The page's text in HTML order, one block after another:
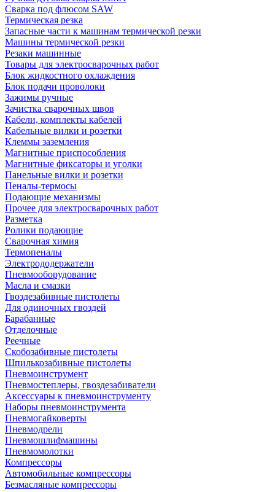
Сварка под флюсом SAW
Термическая резка
Запасные части к машинам термической резки
Машины термической резки
Резаки машинные
Товары для электросварочных работ
Блок жидкостного охлаждения
Блок подачи проволоки
Зажимы ручные
Зачистка сварочных швов
Кабели, комплекты кабелей
Кабельные вилки и розетки
Клеммы заземления
Магнитные приспособления
Магнитные фиксаторы и уголки
Панельные вилки и розетки
Пеналы-термосы
Подающие механизмы
Прочее для электросварочных работ
Разметка
Ролики подающие
Сварочная химия
Термопеналы
Электрододержатели
Пневмооборудование
Масла и смазки
Гвоздезабивные пистолеты
Для одиночных гвоздей
Барабанные
Отделочные
Реечные
Скобозабивные пистолеты
Шпилькозабивные пистолеты
Пневмоинструмент
Пневмостеплеры, гвоздезабиватели
Аксессуары к пневмоинструменту
Наборы пневмоинструмента
Пневмогайковерты
Пневмодрели
Пневмошлифмашины
Пневмомолотки
Компрессоры
Автомобильные компрессоры
Безмасляные компрессоры